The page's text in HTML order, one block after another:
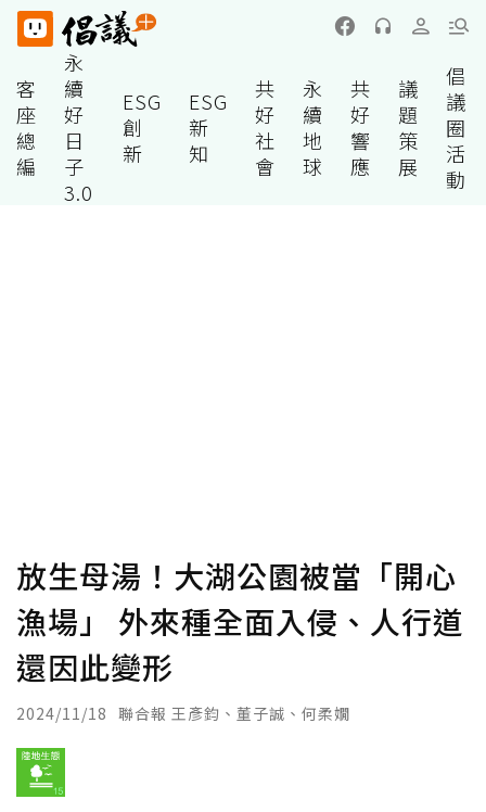
客
座
總
編
永
續
好
日
子
3.0
ESG
創
新
ESG
新
知
共
好
社
會
永
續
地
球
共
好
響
應
議
題
策
展
倡
議
圈
活
動
放生母湯！大湖公園被當「開心
漁場」 外來種全面入侵、人行道
還因此變形
2024/11/18 聯合報 王彥鈞、董子誠、何柔嫺